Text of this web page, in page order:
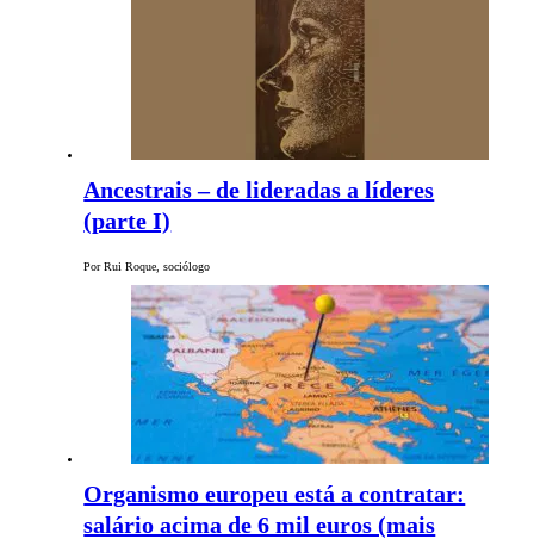
Ancestrais – de lideradas a líderes
(parte I)
Por Rui Roque, sociólogo
Organismo europeu está a contratar:
salário acima de 6 mil euros (mais